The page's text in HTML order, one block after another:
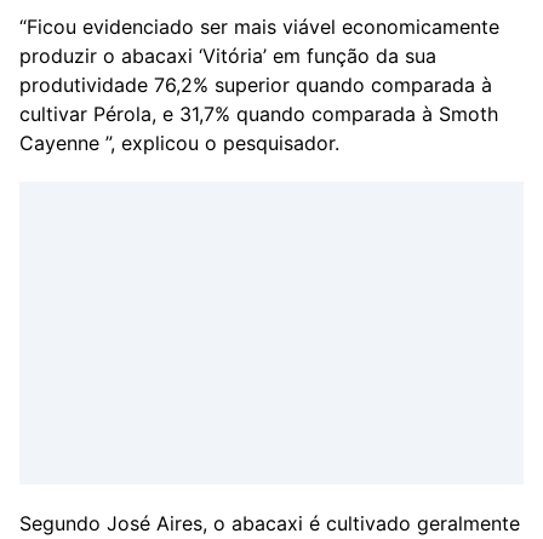
“Ficou evidenciado ser mais viável economicamente
produzir o abacaxi ‘Vitória’ em função da sua
produtividade 76,2% superior quando comparada à
cultivar Pérola, e 31,7% quando comparada à Smoth
Cayenne ”, explicou o pesquisador.
Segundo José Aires, o abacaxi é cultivado geralmente